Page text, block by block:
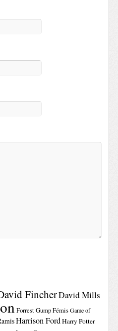
FincherDavid Mills
Forrest GumpFémis Game of
Harrison FordHarry Potter